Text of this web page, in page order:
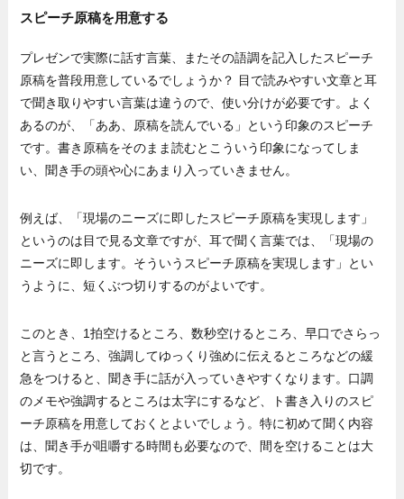
スピーチ原稿を用意する
プレゼンで実際に話す言葉、またその語調を記入したスピーチ
原稿を普段用意しているでしょうか？ 目で読みやすい文章と耳
で聞き取りやすい言葉は違うので、使い分けが必要です。よく
あるのが、「ああ、原稿を読んでいる」という印象のスピーチ
です。書き原稿をそのまま読むとこういう印象になってしま
い、聞き手の頭や心にあまり入っていきません。
例えば、「現場のニーズに即したスピーチ原稿を実現します」
というのは目で見る文章ですが、耳で聞く言葉では、「現場の
ニーズに即します。そういうスピーチ原稿を実現します」とい
うように、短くぶつ切りするのがよいです。
このとき、1拍空けるところ、数秒空けるところ、早口でさらっ
と言うところ、強調してゆっくり強めに伝えるところなどの緩
急をつけると、聞き手に話が入っていきやすくなります。口調
のメモや強調するところは太字にするなど、ト書き入りのスピ
ーチ原稿を用意しておくとよいでしょう。特に初めて聞く内容
は、聞き手が咀嚼する時間も必要なので、間を空けることは大
切です。